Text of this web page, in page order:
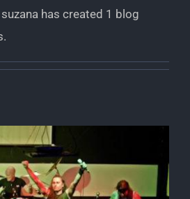
has created 1 blog